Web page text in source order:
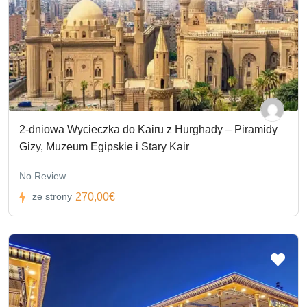
2-dniowa Wycieczka do Kairu z Hurghady – Piramidy
Gizy, Muzeum Egipskie i Stary Kair
No Review
ze strony 270,00€